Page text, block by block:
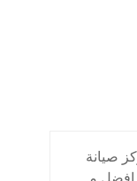
صيانة